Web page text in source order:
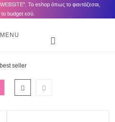
Το eshop όπως το φαντάζεσαι,
το budget εσύ.
MENU
seller